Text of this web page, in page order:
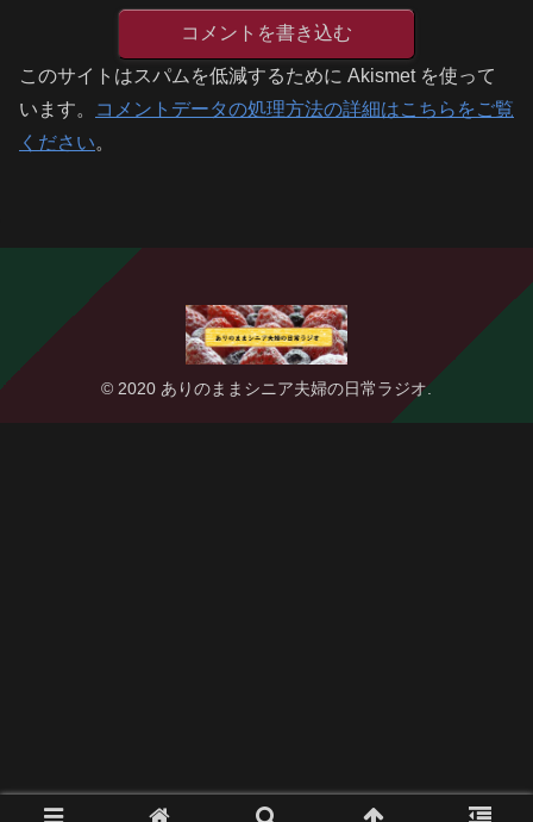
コメントを書き込む
このサイトはスパムを低減するために Akismet を使って
います。
コメントデータの処理方法の詳細はこちらをご覧
ください。
© 2020 ありのままシニア夫婦の日常ラジオ.